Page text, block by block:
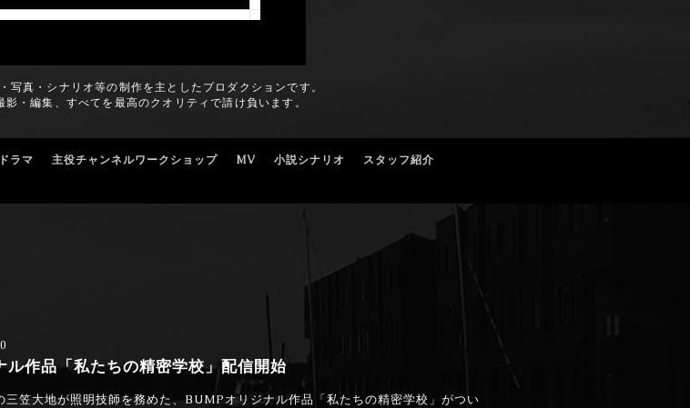
真・シナリオ等の制作を主としたプロダクションです。
・編集、すべてを最高のクオリティで請け負います。
ラマ 主役チャンネルワークショップ MV 小説シナリオ
スタッフ紹介
ル作品「私たちの精密学校」配信開始
笠大地が照明技師を務めた、BUMPオリジナル作品「私たちの精密学校」がつい